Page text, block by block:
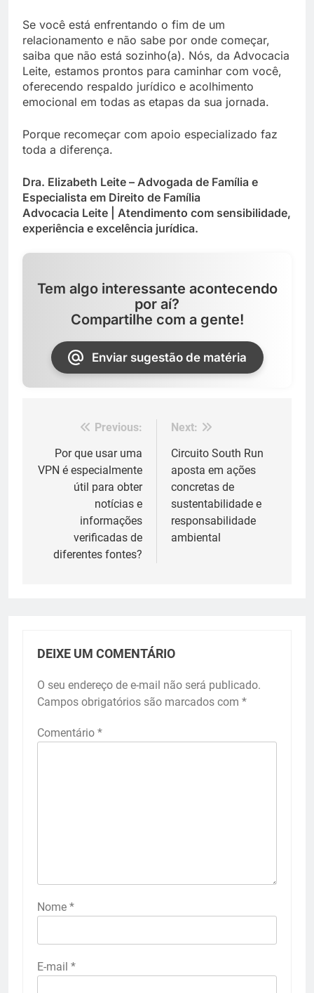
Se você está enfrentando o fim de um
relacionamento e não sabe por onde começar,
saiba que não está sozinho(a). Nós, da Advocacia
Leite, estamos prontos para caminhar com você,
oferecendo respaldo jurídico e acolhimento
emocional em todas as etapas da sua jornada.
Porque recomeçar com apoio especializado faz
toda a diferença.
Dra. Elizabeth Leite – Advogada de Família e
Especialista em Direito de Família
Advocacia Leite | Atendimento com sensibilidade,
experiência e excelência jurídica.
Tem algo interessante acontecendo
por aí?
Compartilhe com a gente!
Enviar sugestão de matéria
Navegação
Previous:
Por que usar uma
VPN é especialmente
útil para obter
notícias e
informações
verificadas de
diferentes fontes?
Next:
Circuito South Run
aposta em ações
concretas de
sustentabilidade e
responsabilidade
ambiental
DEIXE UM COMENTÁRIO
O seu endereço de e-mail não será publicado.
Campos obrigatórios são marcados com *
Comentário *
Nome *
E-mail *